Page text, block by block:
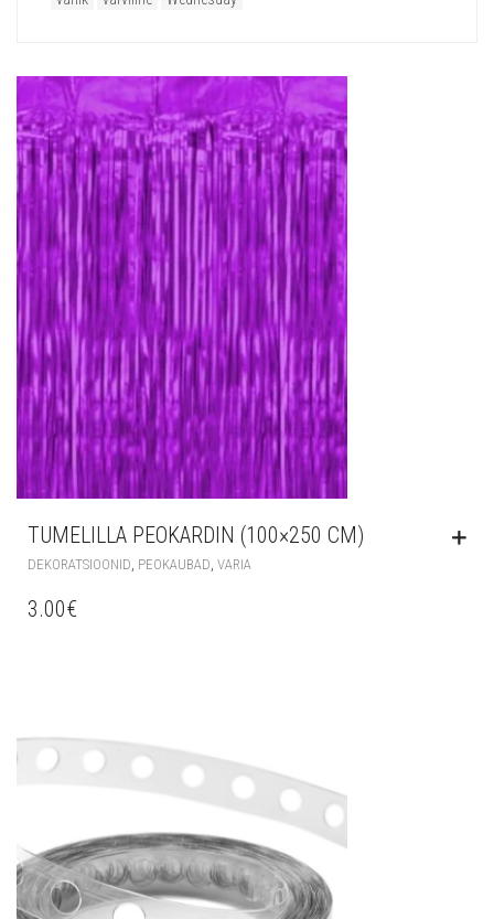
TUMELILLA PEOKARDIN (100×250 CM)
DEKORATSIOONID PEOKAUBAD VARIA
3.00€